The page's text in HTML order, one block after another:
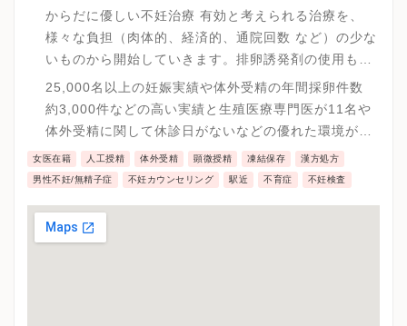
も、男性にも、安心して治療を受けていただけますよ
う、スタッフ全員で心からのサポートを行ってまいり
ます。
からだに優しい不妊治療 有効と考えられる治療を、
様々な負担（肉体的、経済的、通院回数 など）の少な
いものから開始していきます。排卵誘発剤の使用も必
要最小限に抑えて副作用の少ない治療を心がけ、か
つ、妊娠成績を維持しております。
25,000名以上の妊娠実績や体外受精の年間採卵件数
約3,000件などの高い実績と生殖医療専門医が11名や
体外受精に関して休診日がないなどの優れた環境が用
意されています。
女医在籍 人工授精 体外受精 顕微授精 凍結保存 漢方処方
男性不妊/無精子症 不妊カウンセリング 駅近 不育症 不妊検査